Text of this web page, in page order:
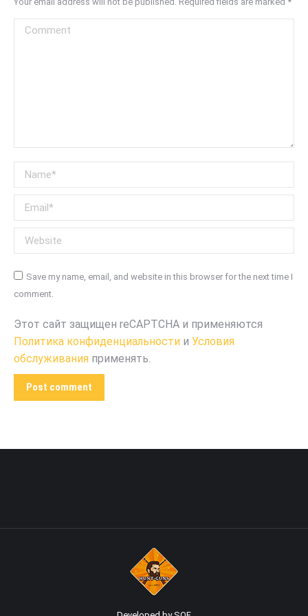
Comment
Name *
Email *
Website
Save my name, email, and website in this browser for the next time I
comment.
Этот сайт защищен reCAPTCHA и применяются
Политика конфиденциальности и Условия
обслуживания применять.
Post comment